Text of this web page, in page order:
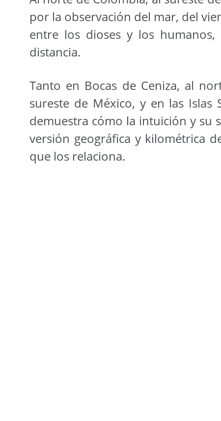
por la observación del mar, del
entre los dioses y los
distancia.
Tanto en Bocas de Ceniza, al
sureste de México, y en las
demuestra cómo la intuición y su
versión geográfica y kilométrica
que los relaciona.